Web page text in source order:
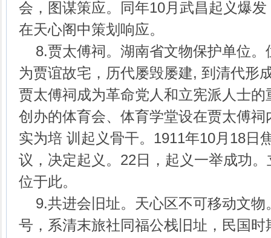
会，图谋策应。同年10月武昌起义爆
在天心阁中策划响应。
8.贾太傅祠。湖南省文物保护单位。
为贾谊故宅，历代屡毁屡建, 到清代形
贾太傅祠成为革命党人和立宪派人士
创办的体育会、体育学堂设在贾太傅
实为培 训起义骨干。1911年10月18日
议，决定起义。22日，起义一举成功
位于此。
9.共进会旧址。天心区不可移动文物
号，系清末旅社同福公栈旧址，民国时